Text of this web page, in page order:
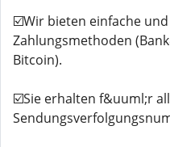
☑️Wir bieten einfache
Zahlungsmethoden
Bitcoin).
☑️Sie erhalten f&uuml;r